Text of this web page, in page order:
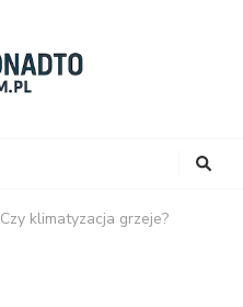
Czy klimatyzacja grzeje?